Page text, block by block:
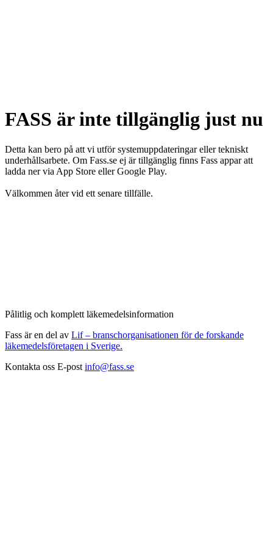
FASS är inte tillgänglig just nu
Detta kan bero på att vi utför systemuppdateringar eller tekniskt
underhållsarbete. Om Fass.se ej är tillgänglig finns Fass appar att
ladda ner via App Store eller Google Play.
Välkommen åter vid ett senare tillfälle.
Pålitlig och komplett läkemedelsinformation
Fass är en del av Lif – branschorganisationen för de forskande
läkemedelsföretagen i Sverige.
Kontakta oss E-post info@fass.se